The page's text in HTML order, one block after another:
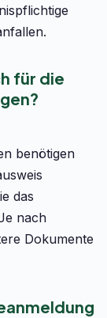
für die
benötigen
das
nach
Dokumente